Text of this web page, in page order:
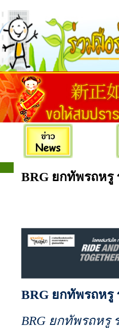
BRG ยกทัพรถหรู
BRG ยกทัพรถหรู
BRG ยกทัพรถหรู